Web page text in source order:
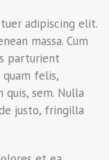
adipiscing elit.
massa. Cum
parturient
quam felis,
sem. Nulla
justo, fringilla